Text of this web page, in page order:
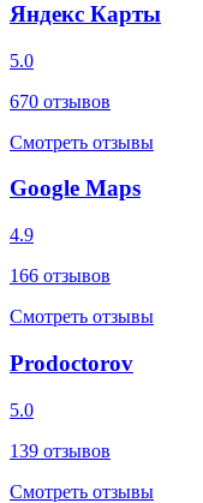
Яндекс Карты
5.0
670 отзывов
Смотреть отзывы
Google Maps
4.9
166 отзывов
Смотреть отзывы
Prodoctorov
5.0
139 отзывов
Смотреть отзывы